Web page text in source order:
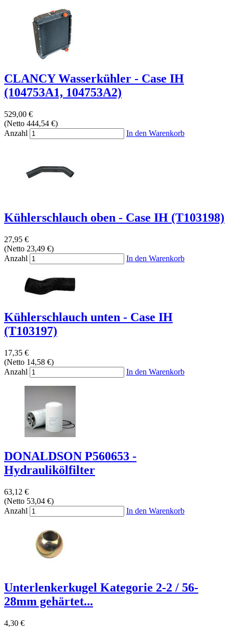
CLANCY Wasserkühler - Case IH
(104753A1, 104753A2)
529,00 €
(Netto 444,54 €)
Anzahl
In den Warenkorb
Kühlerschlauch oben - Case IH (T103198)
27,95 €
(Netto 23,49 €)
Anzahl
In den Warenkorb
Kühlerschlauch unten - Case IH
(T103197)
17,35 €
(Netto 14,58 €)
Anzahl
In den Warenkorb
DONALDSON P560653 -
Hydraulikölfilter
63,12 €
(Netto 53,04 €)
Anzahl
In den Warenkorb
Unterlenkerkugel Kategorie 2-2 / 56-
28mm gehärtet...
4,30 €